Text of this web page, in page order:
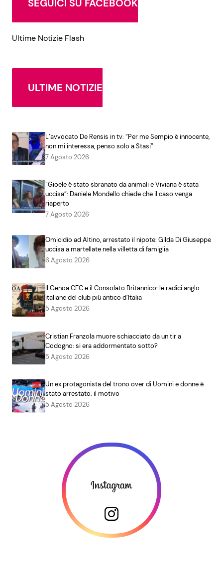
SEGUICI SU FACEBOOK
Ultime Notizie Flash
ULTIME NOTIZIE
L’avvocato De Rensis in tv: “Per me Sempio è innocente,
non mi interessa, penso solo a Stasi”
7 Agosto 2026
“Gioele è stato sbranato da animali e Viviana è stata
uccisa”: Daniele Mondello chiede che il caso venga
riaperto
7 Agosto 2026
Omicidio ad Altino, arrestato il nipote: Gilda Di Giuseppe
uccisa a martellate nella villetta di famiglia
6 Agosto 2026
Il Genoa CFC e il Consolato Britannico: le radici anglo-
italiane del club più antico d’Italia
5 Agosto 2026
Cristian Franzola muore schiacciato da un tir a
Codogno: si era addormentato sotto?
5 Agosto 2026
Un ex protagonista del trono over di Uomini e donne è
stato arrestato: il motivo
5 Agosto 2026